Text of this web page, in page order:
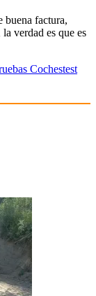
buena factura,
verdad es que es
Cochestest